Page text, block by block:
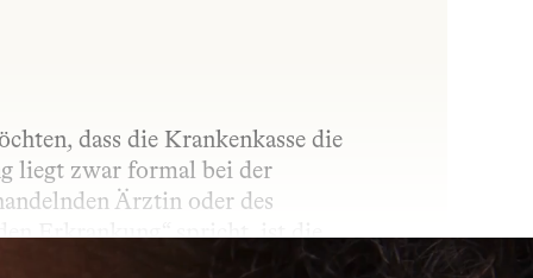
dass die Krankenkasse die
liegt zwar formal bei der
Ärztin oder des
Erkrankung“ spricht, ist die
wird. Die Verordnung kann